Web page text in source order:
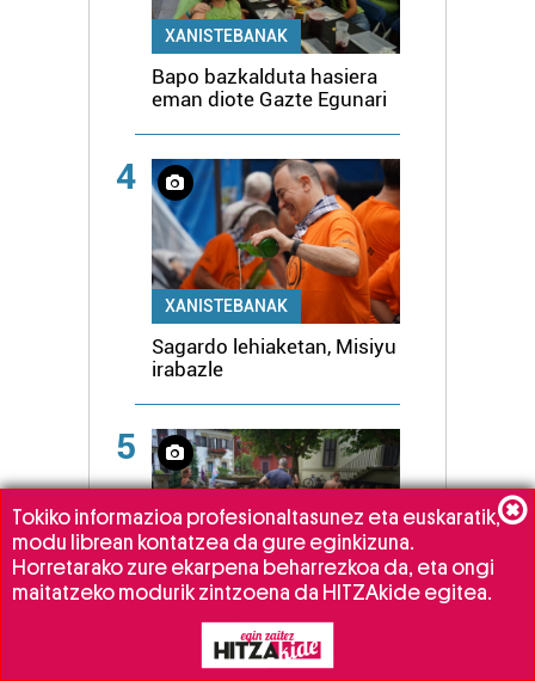
XANISTEBANAK
Bapo bazkalduta hasiera
eman diote Gazte Egunari
4
XANISTEBANAK
Sagardo lehiaketan, Misiyu
irabazle
5
XANISTEBANAK
Feminismoaren egun
handian ez da jana eta
edana falta izan
Tokiko informazioa profesionaltasunez eta euskaratik,
modu librean kontatzea da gure eginkizuna.
Horretarako zure ekarpena beharrezkoa da, eta ongi
maitatzeko modurik zintzoena da HITZAkide egitea.